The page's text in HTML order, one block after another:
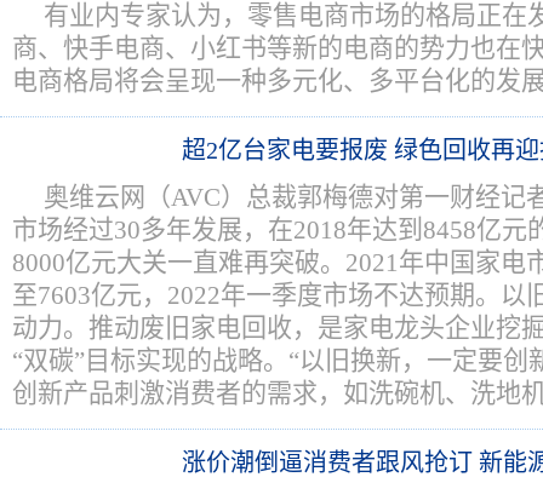
有业内专家认为，零售电商市场的格局正在
商、快手电商、小红书等新的电商的势力也在
电商格局将会呈现一种多元化、多平台化的发
超2亿台家电要报废 绿色回收再
奥维云网（AVC）总裁郭梅德对第一财经记
市场经过30多年发展，在2018年达到8458亿元
8000亿元大关一直难再突破。2021年中国家电
至7603亿元，2022年一季度市场不达预期。以
动力。推动废旧家电回收，是家电龙头企业挖
“双碳”目标实现的战略。“以旧换新，一定要创
创新产品刺激消费者的需求，如洗碗机、洗地
涨价潮倒逼消费者跟风抢订 新能